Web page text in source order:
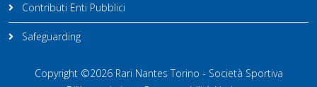
Contributi Enti Pubblici
Safeguarding
Copyright ©2026 Rari Nantes Torino - Società Sportiva